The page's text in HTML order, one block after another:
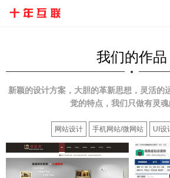
我们的作品
新颖的设计方案，大胆的革新思想，灵活的
觉的特点，我们只做有灵
网站设计 手机网站/微网站 UI设